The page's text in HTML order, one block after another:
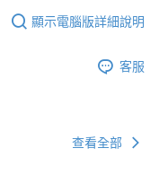
顯示電腦版詳細說明
客服
查看全部